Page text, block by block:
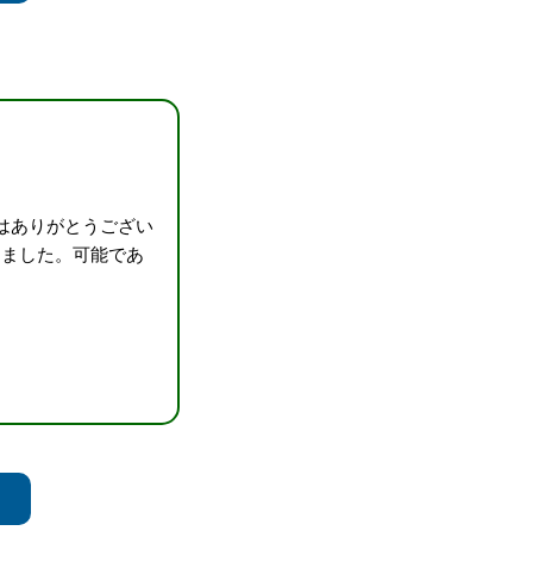
ありがとうござい
した。可能であ